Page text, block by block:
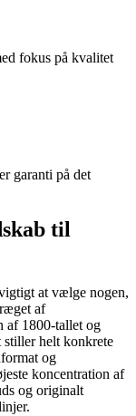
fokus på kvalitet
garanti på det
til
at vælge nogen,
af
af 1800-tallet og
helt konkrete
og
koncentration af
og originalt